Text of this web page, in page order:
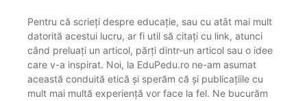
Pentru că scrieți despre educație, sau cu atât mai mult
datorită acestui lucru, ar fi util să citați cu link, atunci
când preluați un articol, părți dintr-un articol sau o idee
care v-a inspirat. Noi, la EduPedu.ro ne-am asumat
această conduită etică și sperăm că și publicațiile cu
mult mai multă experiență vor face la fel. Ne bucurăm